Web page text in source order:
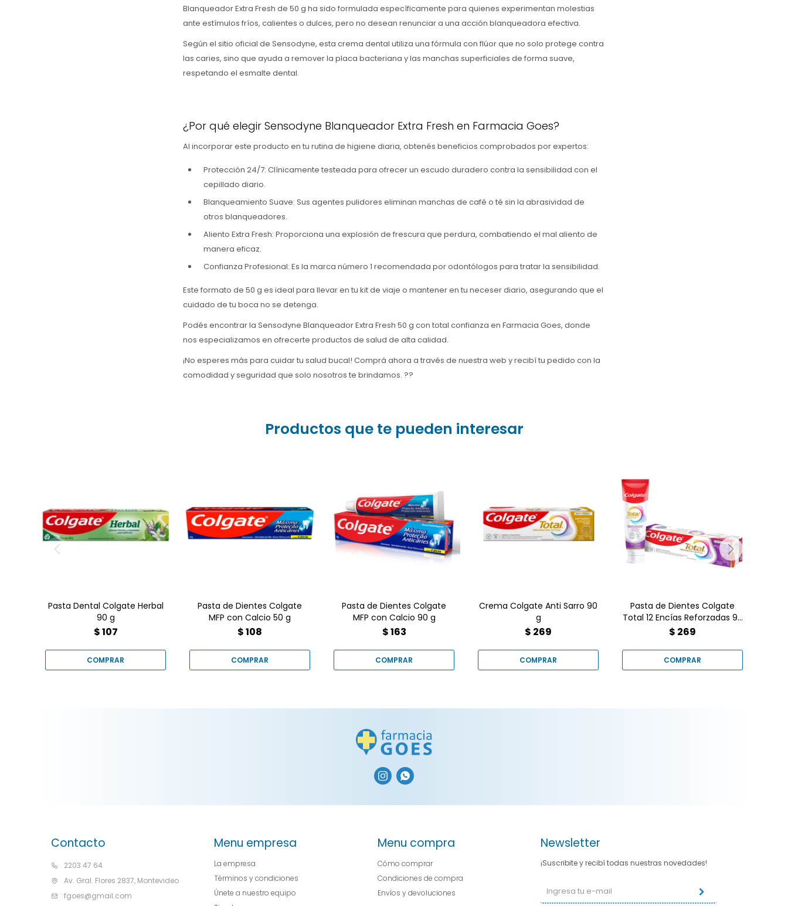
Blanqueador Extra Fresh de 50 g ha sido formulada específicamente para quienes experimentan molestias
ante estímulos fríos, calientes o dulces, pero no desean renunciar a una acción blanqueadora efectiva.
Según el sitio oficial de Sensodyne, esta crema dental utiliza una fórmula con flúor que no solo protege contra
las caries, sino que ayuda a remover la placa bacteriana y las manchas superficiales de forma suave,
respetando el esmalte dental.
¿Por qué elegir Sensodyne Blanqueador Extra Fresh en Farmacia Goes?
Al incorporar este producto en tu rutina de higiene diaria, obtenés beneficios comprobados por expertos:
Protección 24/7: Clínicamente testeada para ofrecer un escudo duradero contra la sensibilidad con el
cepillado diario.
Blanqueamiento Suave: Sus agentes pulidores eliminan manchas de café o té sin la abrasividad de
otros blanqueadores.
Aliento Extra Fresh: Proporciona una explosión de frescura que perdura, combatiendo el mal aliento de
manera eficaz.
Confianza Profesional: Es la marca número 1 recomendada por odontólogos para tratar la sensibilidad.
Este formato de 50 g es ideal para llevar en tu kit de viaje o mantener en tu neceser diario, asegurando que el
cuidado de tu boca no se detenga.
Podés encontrar la Sensodyne Blanqueador Extra Fresh 50 g con total confianza en Farmacia Goes, donde
nos especializamos en ofrecerte productos de salud de alta calidad.
¡No esperes más para cuidar tu salud bucal! Comprá ahora a través de nuestra web y recibí tu pedido con la
comodidad y seguridad que solo nosotros te brindamos. ??
Productos que te pueden interesar
Pasta Dental Colgate
Herbal 90 g
Pasta Dental Colgate Herbal
90 g
$107
Mfp con calcio. Su
fórmula única combate la
caries, fortalece
efectiva.
Pasta de Dientes Colgate
MFP con Calcio 50 g
$108
Calcio y conviértela en tu
aliada para una sonrisa
fuerte y protegida. Su
fórmula enriquecida
previene caries, fortalece
dientes y garantiza
Pasta de Dientes Colgate
MFP con Calcio 90 g
$163
Crema Colgate Anti Sarro
90 g
Crema Colgate Anti Sarro 90
g
$ 269
Pasta de Dientes Colgate
Total 12 Encías Reforzadas 90
g
$ 269
 
Contacto
2203 47 64
Av. Gral. Flores 2837, Montevideo
fgoes@gmail.com
Menu empresa
La empresa
Términos y condiciones
Únete a nuestro equipo
Menu compra
Cómo comprar
Condiciones de compra
Envíos y devoluciones
Newsletter
¡Suscribite y recibí todas nuestras novedades!